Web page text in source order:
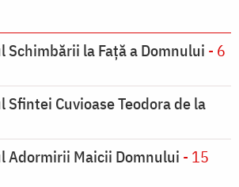
Schimbării la Față a Domnului - 6
Sfintei Cuvioase Teodora de la
Adormirii Maicii Domnului - 15